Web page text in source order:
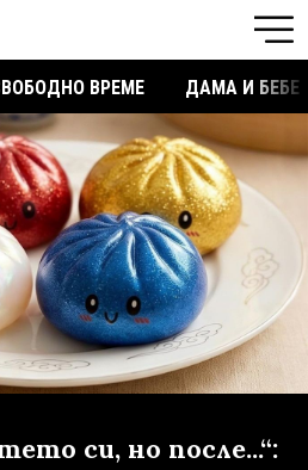
ВРЕМЕ ДАМА И БЕБЕ
си, но после...“: